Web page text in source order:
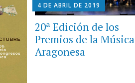
4 DE ABRIL DE 2019
20ª Edición de los
Premios de la Música
Aragonesa